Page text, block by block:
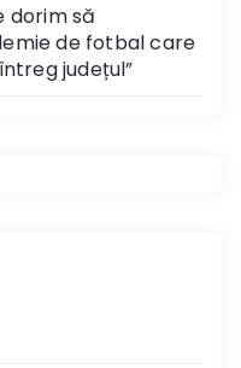
dorim să
de fotbal care
județul”